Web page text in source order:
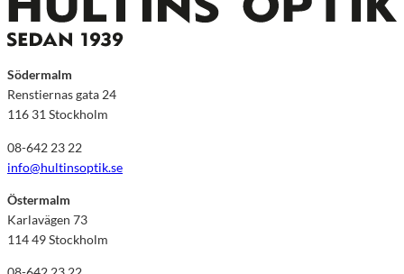
Södermalm
Renstiernas gata 24
116 31 Stockholm
08-642 23 22
info@hultinsoptik.se
Östermalm
Karlavägen 73
114 49 Stockholm